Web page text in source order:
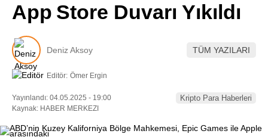
App Store Duvarı Yıkıldı
Deniz Aksoy TÜM YAZILARI
Editör: Ömer Ergin
Yayınlandı: 04.05.2025 - 19:00
Kaynak: HABER MERKEZI
Kripto Para Haberleri